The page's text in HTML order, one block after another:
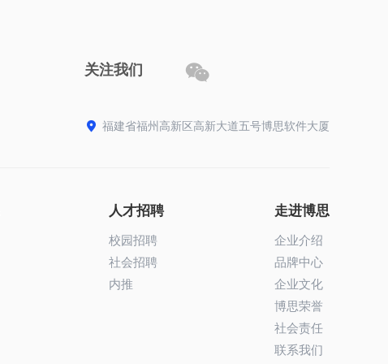
关注我们 
 福建省福州高新区高新大道五号博思软件大厦
人才招聘
校园招聘
社会招聘
内推
走进博思
企业介绍
品牌中心
企业文化
博思荣誉
社会责任
联系我们